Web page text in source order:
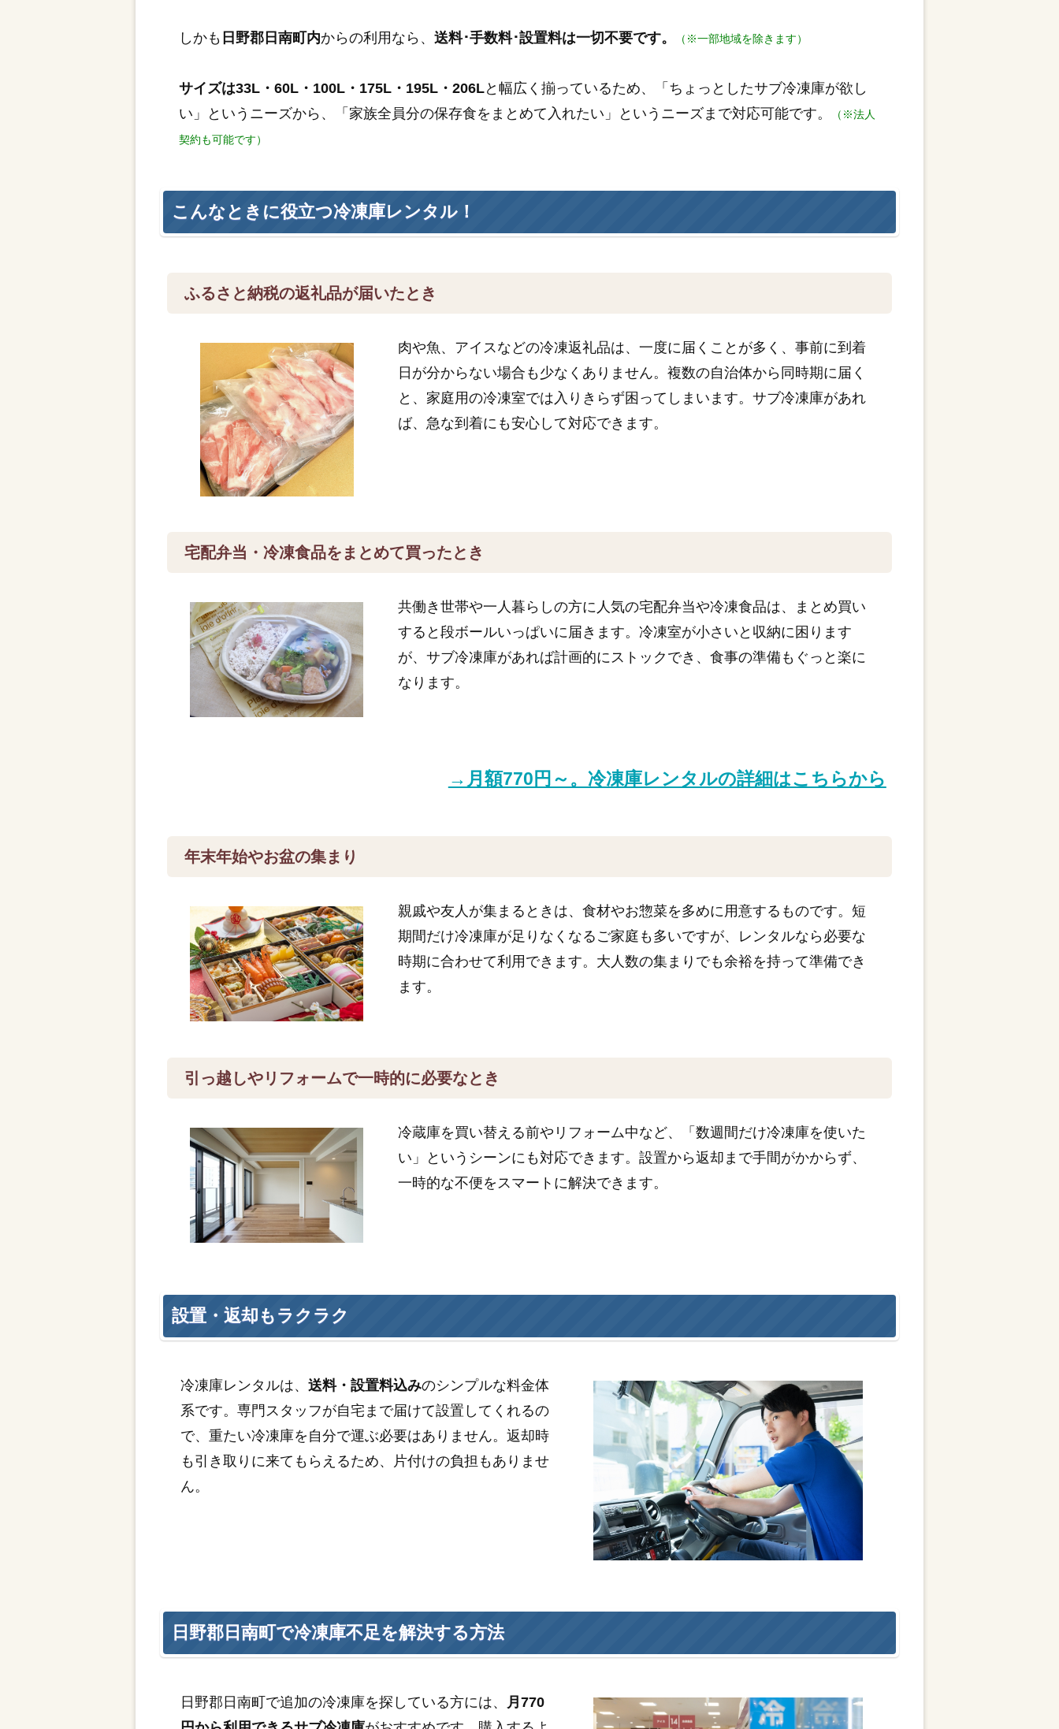
しかも 日野郡日南町内からの利用なら、送料･手数料･設置料は一切不要です。 （※一部地域を除きます）
サイズは33L・60L・100L・175L・195L・206Lと幅広く揃っているため、「ちょっとしたサブ冷凍庫が欲し
い」というニーズから、「家族全員分の保存食をまとめて入れたい」というニーズまで対応可能です。
（※法人
契約も可能です）
こんなときに役立つ冷凍庫レンタル！
ふるさと納税の返礼品が届いたとき
肉や魚、アイスなどの冷凍返礼品は、一度に届くことが多く、事前に到着
日が分からない場合も少なくありません。複数の自治体から同時期に届く
と、家庭用の冷凍室では入りきらず困ってしまいます。サブ冷凍庫があれ
ば、急な到着にも安心して対応できます。
宅配弁当・冷凍食品をまとめて買ったとき
共働き世帯や一人暮らしの方に人気の宅配弁当や冷凍食品は、まとめ買い
すると段ボールいっぱいに届きます。冷凍室が小さいと収納に困ります
が、サブ冷凍庫があれば計画的にストックでき、食事の準備もぐっと楽に
なります。
→月額770円～。冷凍庫レンタルの詳細はこちらから
年末年始やお盆の集まり
親戚や友人が集まるときは、食材やお惣菜を多めに用意するものです。短
期間だけ冷凍庫が足りなくなるご家庭も多いですが、レンタルなら必要な
時期に合わせて利用できます。大人数の集まりでも余裕を持って準備でき
ます。
引っ越しやリフォームで一時的に必要なとき
冷蔵庫を買い替える前やリフォーム中など、「数週間だけ冷凍庫を使いた
い」というシーンにも対応できます。設置から返却まで手間がかからず、
一時的な不便をスマートに解決できます。
設置・返却もラクラク
冷凍庫レンタルは、送料・設置料込みのシンプルな料金体
系です。専門スタッフが自宅まで届けて設置してくれるの
で、重たい冷凍庫を自分で運ぶ必要はありません。返却時
も引き取りに来てもらえるため、片付けの負担もありませ
ん。
日野郡日南町で冷凍庫不足を解決する方法
日野郡日南町で追加の冷凍庫を探している方には、
月770